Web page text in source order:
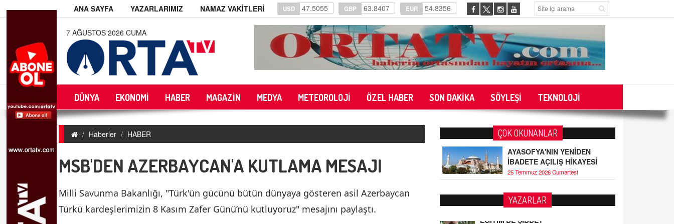
ANA SAYFA YAZARLARIMIZ NAMAZ VAKİTLERİ USD 47.5055 GBP 63.8407 EUR 54.8356
7 AĞUSTOS 2026 CUMA
DÜNYA EKONOMİ HABER MAGAZİN MEDYA METEOROLOJİ ÖZEL HABER SON DAKİKA SÖYLEŞİ TEKNOLOJİ
Haberler HABER
MSB'DEN AZERBAYCAN'A KUTLAMA MESAJI
Milli Savunma Bakanlığı, "Türk'ün gücünü bütün dünyaya gösteren asil Azerbaycan
Türkü kardeşlerimizin 8 Kasım Zafer Günü’nü kutluyoruz" mesajını paylaştı.
ÇOK OKUNANLAR
AYASOFYA'NIN YENİDEN
İBADETE AÇILIŞ HİKAYESİ
25 Temmuz 2026 Cumartesi
YAZARLAR